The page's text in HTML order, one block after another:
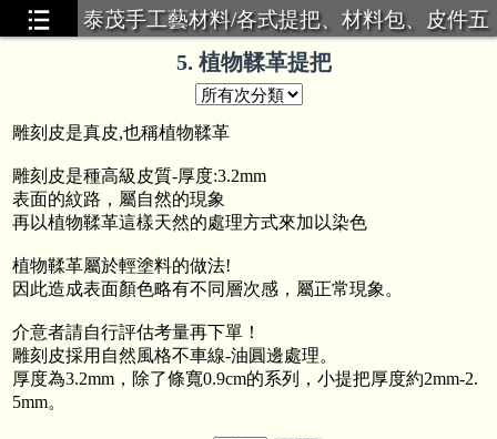
泰茂手工藝材料/各式提把、材料包、皮件五
5. 植物鞣革提把
雕刻皮是真皮,也稱植物鞣革
雕刻皮是種高級皮質-厚度:3.2mm
表面的紋路，屬自然的現象
再以植物鞣革這樣天然的處理方式來加以染色
植物鞣革屬於輕塗料的做法!
因此造成表面顏色略有不同層次感，屬正常現象。
介意者請自行評估考量再下單！
雕刻皮採用自然風格不車線-油圓邊處理。
厚度為3.2mm，除了條寬0.9cm的系列，小提把厚度約2mm-2.
5mm。